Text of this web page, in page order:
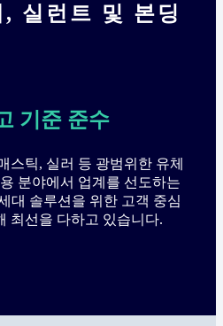
실런트 및 본딩
기준 준수
스틱, 실러 등 광범위한 유체
분야에서 업계를 선도하는
대 솔루션을 위한 고객 중심
최선을 다하고 있습니다.